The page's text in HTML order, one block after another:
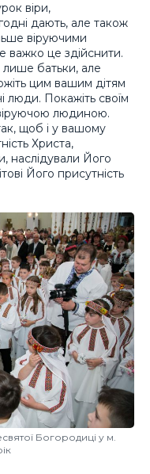
віри,
дають, але також
віруючими
важко це здійснити.
лише батьки, але
цим вашим дітям
люди. Покажіть своїм
людиною.
щоб і у вашому
Христа,
наслідували Його
Його присутність
Богородиці у м.